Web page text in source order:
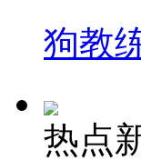
狗教
热点